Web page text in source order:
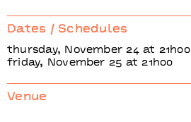
Dates / Schedules
thursday, November 24 at 21h00
friday, November 25 at 21h00
Venue